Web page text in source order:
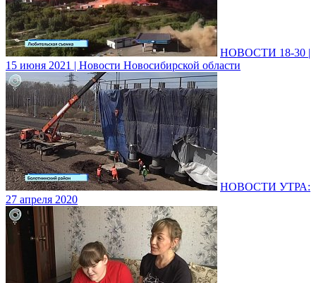
НОВОСТИ 18-30 |
15 июня 2021 | Новости Новосибирской области
НОВОСТИ УТРА:
27 апреля 2020